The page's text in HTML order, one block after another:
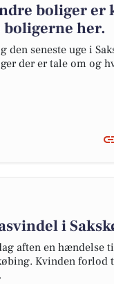
boliger
boligerne her.
den seneste uge i
der er tale om og
i
aften en hændelse
Kvinden forlod